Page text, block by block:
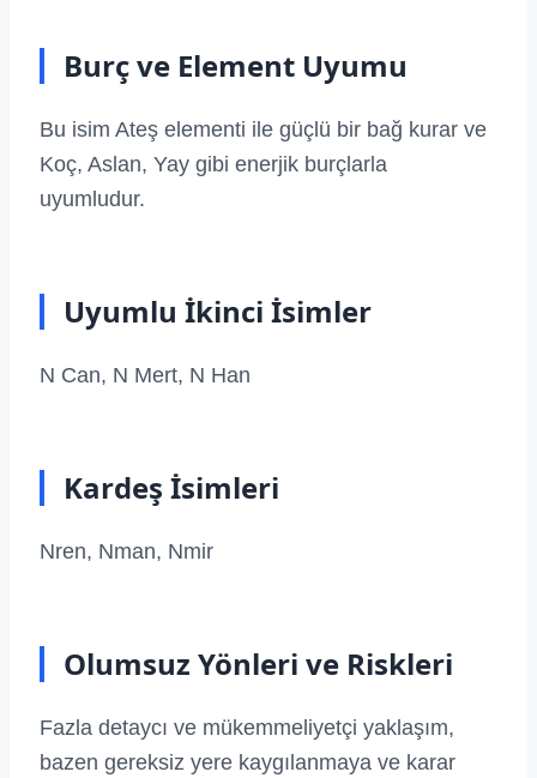
Burç ve Element Uyumu
Bu isim Ateş elementi ile güçlü bir bağ kurar ve
Koç, Aslan, Yay gibi enerjik burçlarla
uyumludur.
Uyumlu İkinci İsimler
N Can, N Mert, N Han
Kardeş İsimleri
Nren, Nman, Nmir
Olumsuz Yönleri ve Riskleri
Fazla detaycı ve mükemmeliyetçi yaklaşım,
bazen gereksiz yere kaygılanmaya ve karar